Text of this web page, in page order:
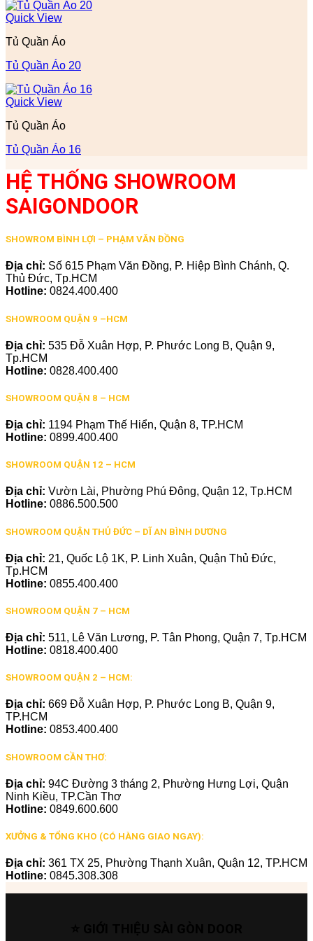
Quick View
Tủ Quần Áo
Tủ Quần Áo 20
Quick View
Tủ Quần Áo
Tủ Quần Áo 16
HỆ THỐNG SHOWROOM
SAIGONDOOR
SHOWROM BÌNH LỢI – PHẠM VĂN ĐỒNG
Địa chỉ: Số 615 Phạm Văn Đồng, P. Hiệp Bình Chánh, Q.
Thủ Đức, Tp.HCM
Hotline: 0824.400.400
SHOWROOM QUẬN 9 –HCM
Địa chỉ: 535 Đỗ Xuân Hợp, P. Phước Long B, Quận 9,
Tp.HCM
Hotline: 0828.400.400
SHOWROOM QUẬN 8 – HCM
Địa chỉ: 1194 Phạm Thế Hiển, Quận 8, TP.HCM
Hotline: 0899.400.400
SHOWROOM QUẬN 12 – HCM
Địa chỉ: Vườn Lài, Phường Phú Đông, Quận 12, Tp.HCM
Hotline: 0886.500.500
SHOWROOM QUẬN THỦ ĐỨC – DĨ AN BÌNH DƯƠNG
Địa chỉ: 21, Quốc Lộ 1K, P. Linh Xuân, Quận Thủ Đức,
Tp.HCM
Hotline: 0855.400.400
SHOWROOM QUẬN 7 – HCM
Địa chỉ: 511, Lê Văn Lương, P. Tân Phong, Quận 7, Tp.HCM
Hotline: 0818.400.400
SHOWROOM QUẬN 2 – HCM:
Địa chỉ: 669 Đỗ Xuân Hợp, P. Phước Long B, Quận 9,
TP.HCM
Hotline: 0853.400.400
SHOWROOM CẦN THƠ:
Địa chỉ: 94C Đường 3 tháng 2, Phường Hưng Lợi, Quận
Ninh Kiều, TP.Cần Thơ
Hotline: 0849.600.600
XƯỞNG & TỔNG KHO (CÓ HÀNG GIAO NGAY):
Địa chỉ: 361 TX 25, Phường Thạnh Xuân, Quận 12, TP.HCM
Hotline: 0845.308.308